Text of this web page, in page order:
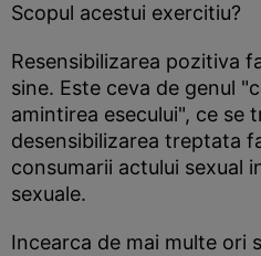
Scopul acestui exercitiu?
Resensibilizarea pozitiva
sine. Este ceva de genul
amintirea esecului", ce se
desensibilizarea treptata
consumarii actului sexual
sexuale.
Incearca de mai multe ori